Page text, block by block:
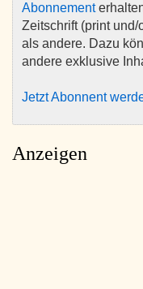
Abonnement
Zeitschrift (print
als andere. Dazu
andere exklusive
Jetzt Abonnent
Anzeigen